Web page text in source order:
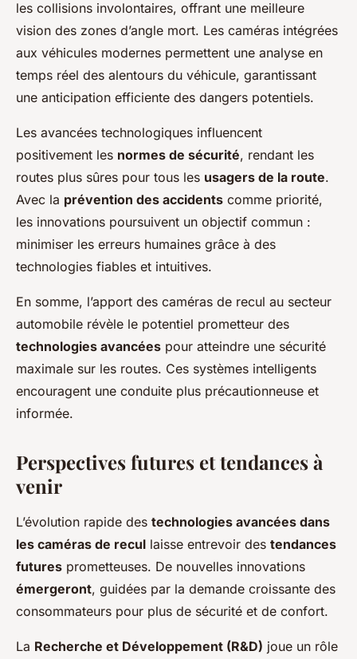
les collisions involontaires, offrant une meilleure
vision des zones d’angle mort. Les caméras intégrées
aux véhicules modernes permettent une analyse en
temps réel des alentours du véhicule, garantissant
une anticipation efficiente des dangers potentiels.
Les avancées technologiques influencent
positivement les normes de sécurité, rendant les
routes plus sûres pour tous les usagers de la route.
Avec la prévention des accidents comme priorité,
les innovations poursuivent un objectif commun :
minimiser les erreurs humaines grâce à des
technologies fiables et intuitives.
En somme, l’apport des caméras de recul au secteur
automobile révèle le potentiel prometteur des
technologies avancées pour atteindre une sécurité
maximale sur les routes. Ces systèmes intelligents
encouragent une conduite plus précautionneuse et
informée.
Perspectives futures et tendances à
venir
L’évolution rapide des technologies avancées dans
les caméras de recul laisse entrevoir des tendances
futures prometteuses. De nouvelles innovations
émergeront, guidées par la demande croissante des
consommateurs pour plus de sécurité et de confort.
La Recherche et Développement (R&D) joue un rôle